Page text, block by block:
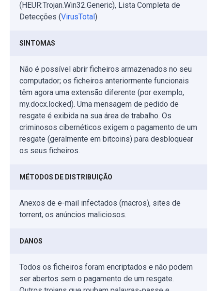
(HEUR:Trojan.Win32.Generic), Lista Completa de
Detecções (VirusTotal)
SINTOMAS
Não é possível abrir ficheiros armazenados no seu
computador; os ficheiros anteriormente funcionais
têm agora uma extensão diferente (por exemplo,
my.docx.locked). Uma mensagem de pedido de
resgate é exibida na sua área de trabalho. Os
criminosos cibernéticos exigem o pagamento de um
resgate (geralmente em bitcoins) para desbloquear
os seus ficheiros.
MÉTODOS DE DISTRIBUIÇÃO
Anexos de e-mail infectados (macros), sites de
torrent, os anúncios maliciosos.
DANOS
Todos os ficheiros foram encriptados e não podem
ser abertos sem o pagamento de um resgate.